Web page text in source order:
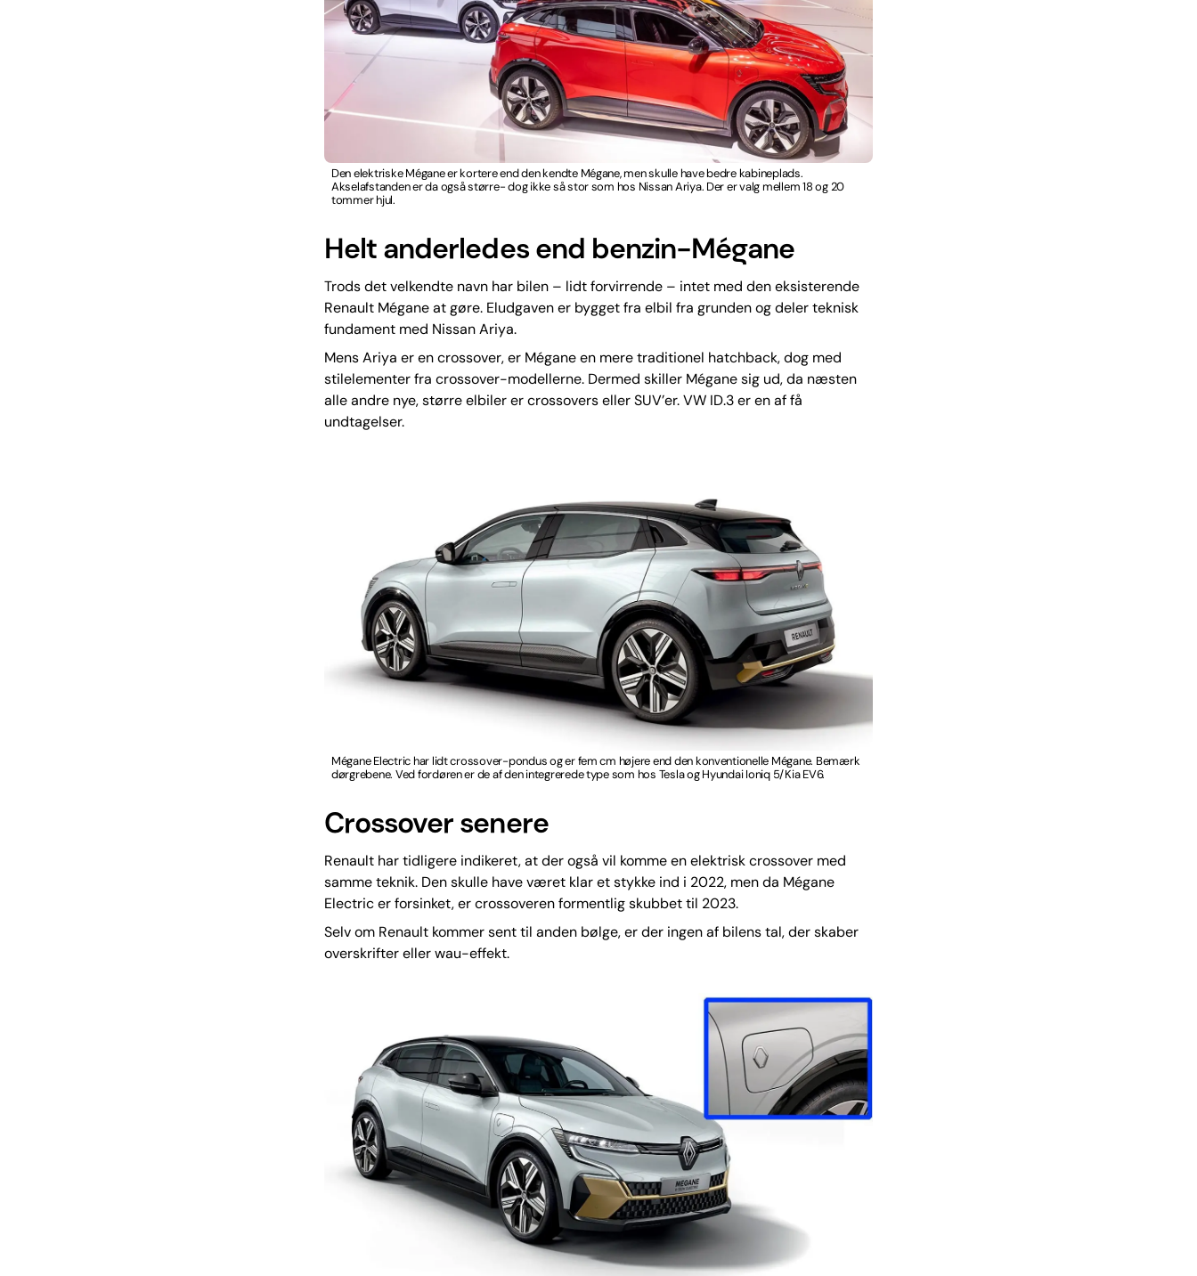
Den elektriske Mégane er kortere end den kendte Mégane, men skulle have bedre kabineplads.
Akselafstanden er da også større- dog ikke så stor som hos Nissan Ariya. Der er valg mellem 18 og 20
tommer hjul. ​
Helt anderledes end benzin-Mégane
Trods det velkendte navn har bilen – lidt forvirrende – intet med den eksisterende
Renault Mégane at gøre. Eludgaven er bygget fra elbil fra grunden og deler teknisk
fundament med Nissan Ariya.
Mens Ariya er en crossover, er Mégane en mere traditionel hatchback, dog med
stilelementer fra crossover-modellerne. Dermed skiller Mégane sig ud, da næsten
alle andre nye, større elbiler er crossovers eller SUV’er. VW ID.3 er en af få
undtagelser.
Mégane Electric har lidt crossover-pondus og er fem cm højere end den konventionelle Mégane. Bemærk
dørgrebene. Ved fordøren er de af den integrerede type som hos Tesla og Hyundai Ioniq 5/Kia EV6.
Crossover senere
Renault har tidligere indikeret, at der også vil komme en elektrisk crossover med
samme teknik. Den skulle have været klar et stykke ind i 2022, men da Mégane
Electric er forsinket, er crossoveren formentlig skubbet til 2023.
Selv om Renault kommer sent til anden bølge, er der ingen af bilens tal, der skaber
overskrifter eller wau-effekt.